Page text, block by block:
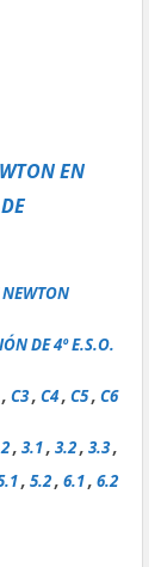
EN
NEWTON
DE 4º E.S.O.
, C3, C4, C5, C6
, 3.1, 3.2, 3.3,
, 5.2, 6.1, 6.2